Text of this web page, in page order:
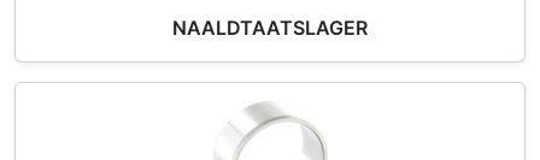
NAALDTAATSLAGER